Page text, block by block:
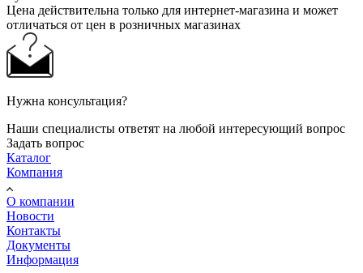
Цена действительна только для интернет-магазина и может
отличаться от цен в розничных магазинах
Нужна консультация?
Наши специалисты ответят на любой интересующий вопрос
Задать вопрос
Каталог
Компания
О компании
Новости
Контакты
Документы
Информация